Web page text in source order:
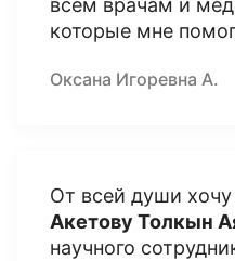
всем врачам и
которые мне
Оксана Игоревна А.
От всей души хочу
Акетову Толкын
научного